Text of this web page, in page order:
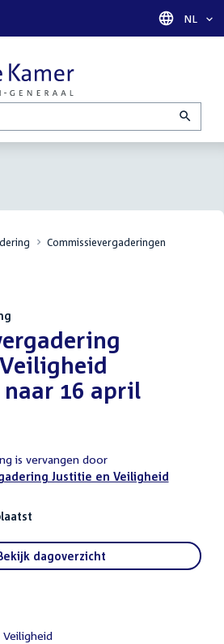
Taal
NL
Commissievergaderingen
16 april
is vervangen door
Justitie en Veiligheid
dagoverzicht
Veiligheid